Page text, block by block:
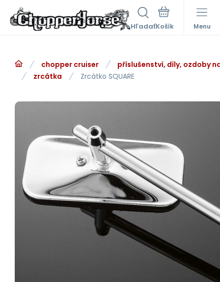
Hľadať Menu
chopper cruiser
příslušenství, díly, ozdoby
zrcátka
Zrcátko SQUARE